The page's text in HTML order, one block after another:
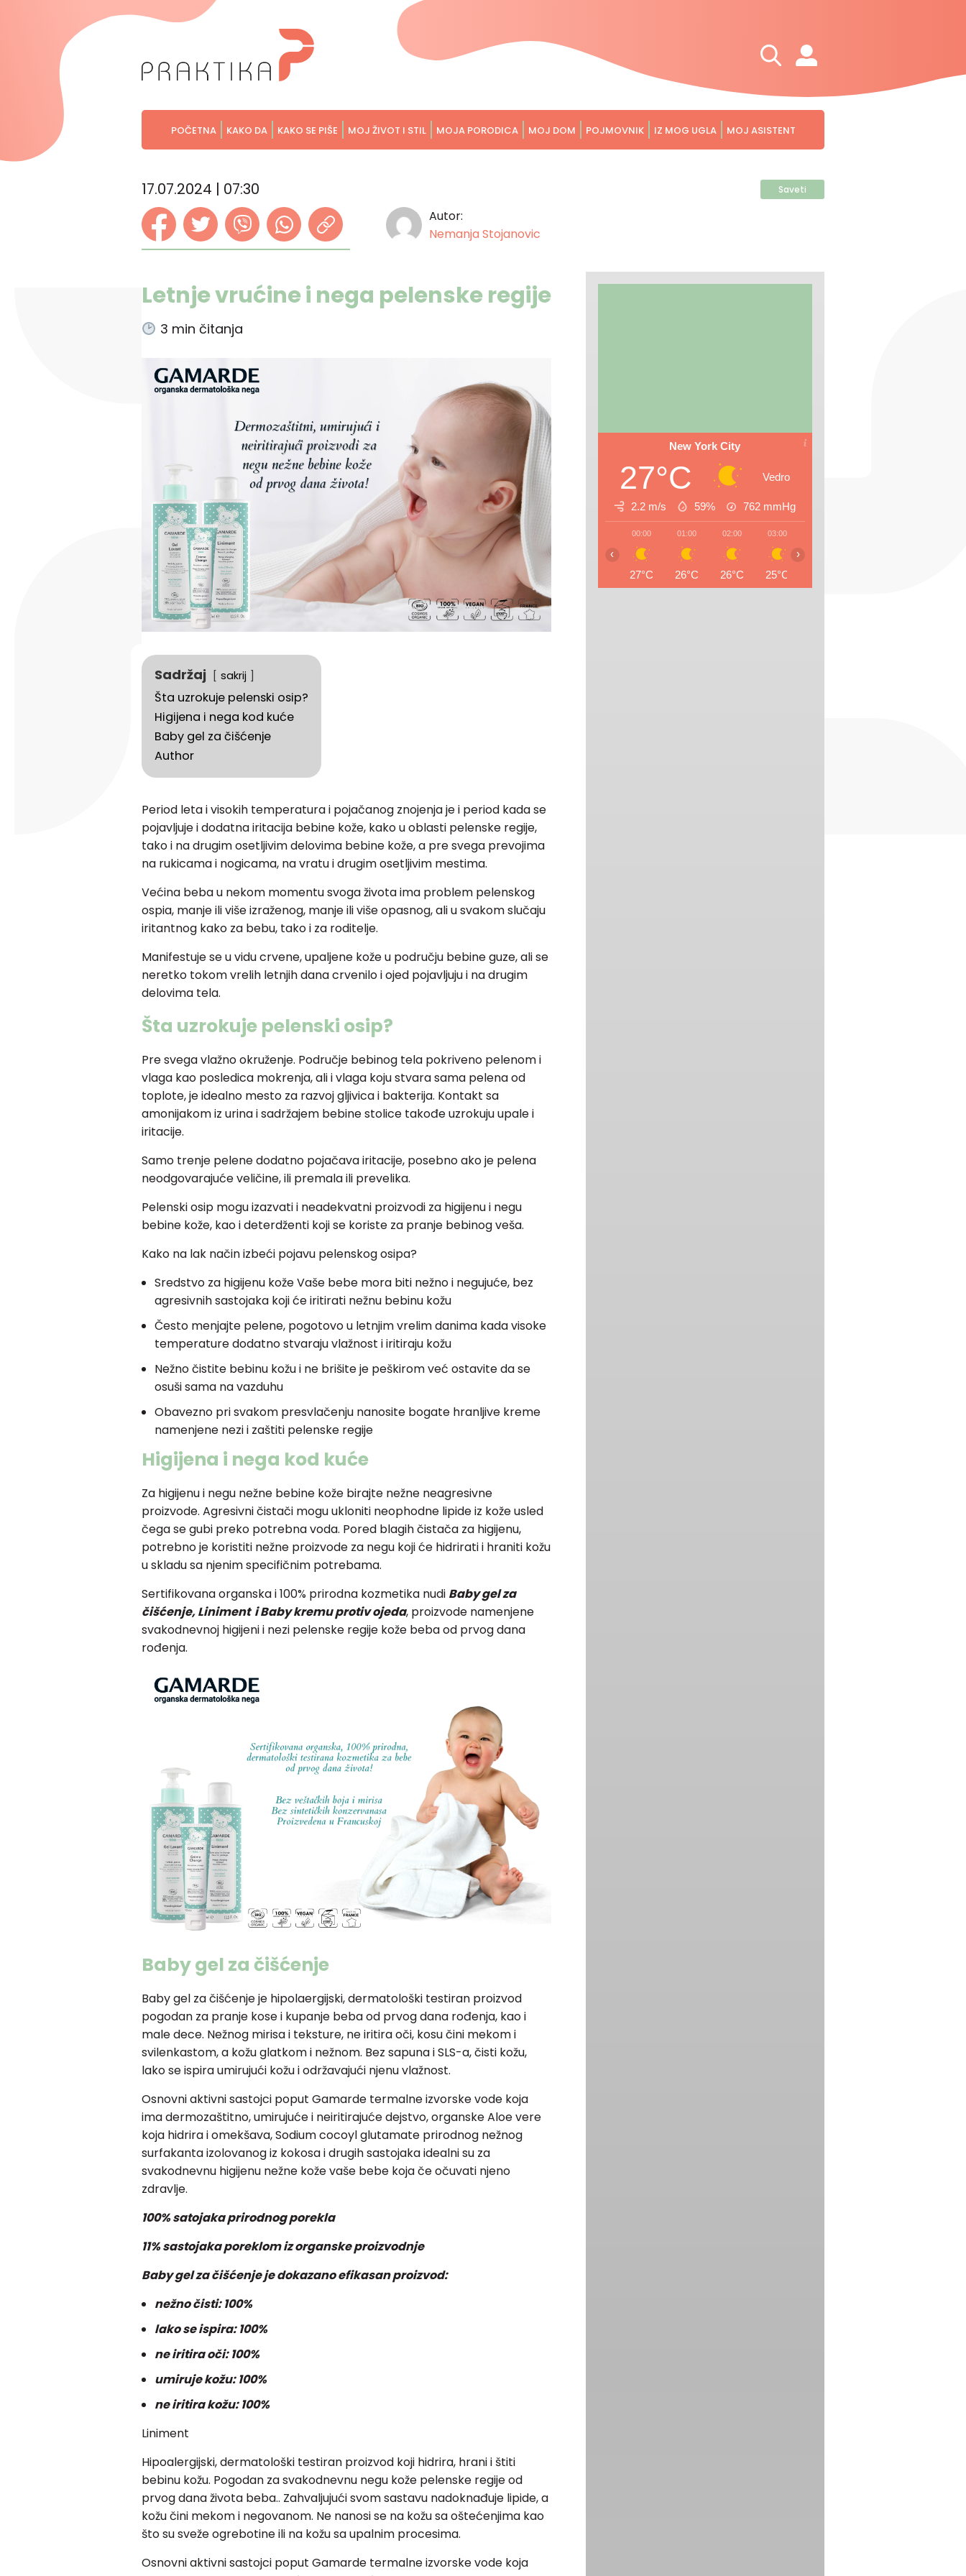
POČETNA KAKO DA KAKO SE PIŠE MOJ ŽIVOT I STIL MOJA PORODICA MOJ DOM POJMOVNIK IZ MOG UGLA MOJ ASISTENT
17.07.2024 | 07:30 Saveti
Autor:
Nemanja Stojanovic
Letnje vrućine i nega pelenske regije
3 min čitanja
Sadržaj sakrij
Šta uzrokuje pelenski osip?
Higijena i nega kod kuće
Baby gel za čišćenje
Author
Period leta i visokih temperatura i pojačanog znojenja je i period kada se
pojavljuje i dodatna iritacija bebine kože, kako u oblasti pelenske regije,
tako i na drugim osetljivim delovima bebine kože, a pre svega prevojima
na rukicama i nogicama, na vratu i drugim osetljivim mestima.
Većina beba u nekom momentu svoga života ima problem pelenskog
ospia, manje ili više izraženog, manje ili više opasnog, ali u svakom slučaju
iritantnog kako za bebu, tako i za roditelje.
Manifestuje se u vidu crvene, upaljene kože u području bebine guze, ali se
neretko tokom vrelih letnjih dana crvenilo i ojed pojavljuju i na drugim
delovima tela.
Šta uzrokuje pelenski osip?
Pre svega vlažno okruženje. Područje bebinog tela pokriveno pelenom i
vlaga kao posledica mokrenja, ali i vlaga koju stvara sama pelena od
toplote, je idealno mesto za razvoj gljivica i bakterija. Kontakt sa
amonijakom iz urina i sadržajem bebine stolice takođe uzrokuju upale i
iritacije.
Samo trenje pelene dodatno pojačava iritacije, posebno ako je pelena
neodgovarajuće veličine, ili premala ili prevelika.
Pelenski osip mogu izazvati i neadekvatni proizvodi za higijenu i negu
bebine kože, kao i deterdženti koji se koriste za pranje bebinog veša.
Kako na lak način izbeći pojavu pelenskog osipa?
Sredstvo za higijenu kože Vaše bebe mora biti nežno i negujuće, bez
agresivnih sastojaka koji će iritirati nežnu bebinu kožu
Često menjajte pelene, pogotovo u letnjim vrelim danima kada visoke
temperature dodatno stvaraju vlažnost i iritiraju kožu
Nežno čistite bebinu kožu i ne brišite je peškirom već ostavite da se
osuši sama na vazduhu
Obavezno pri svakom presvlačenju nanosite bogate hranljive kreme
namenjene nezi i zaštiti pelenske regije
Higijena i nega kod kuće
Za higijenu i negu nežne bebine kože birajte nežne neagresivne
proizvode. Agresivni čistači mogu ukloniti neophodne lipide iz kože usled
čega se gubi preko potrebna voda. Pored blagih čistača za higijenu,
potrebno je koristiti nežne proizvode za negu koji će hidrirati i hraniti kožu
u skladu sa njenim specifičnim potrebama.
Sertifikovana organska i 100% prirodna kozmetika nudi Baby gel za
čišćenje, Liniment i Baby kremu protiv ojeda, proizvode namenjene
svakodnevnoj higijeni i nezi pelenske regije kože beba od prvog dana
rođenja.
Baby gel za čišćenje
Baby gel za čišćenje je hipolaergijski, dermatološki testiran proizvod
pogodan za pranje kose i kupanje beba od prvog dana rođenja, kao i
male dece. Nežnog mirisa i teksture, ne iritira oči, kosu čini mekom i
svilenkastom, a kožu glatkom i nežnom. Bez sapuna i SLS-a, čisti kožu,
lako se ispira umirujući kožu i održavajući njenu vlažnost.
Osnovni aktivni sastojci poput Gamarde termalne izvorske vode koja
ima dermozaštitno, umirujuće i neiritirajuće dejstvo, organske Aloe vere
koja hidrira i omekšava, Sodium cocoyl glutamate prirodnog nežnog
surfakanta izolovanog iz kokosa i drugih sastojaka idealni su za
svakodnevnu higijenu nežne kože vaše bebe koja če očuvati njeno
zdravlje.
100% satojaka prirodnog porekla
11% sastojaka poreklom iz organske proizvodnje
Baby gel za čišćenje je dokazano efikasan proizvod:
nežno čisti: 100%
lako se ispira: 100%
ne iritira oči: 100%
umiruje kožu: 100%
ne iritira kožu: 100%
Liniment
Hipoalergijski, dermatološki testiran proizvod koji hidrira, hrani i štiti
bebinu kožu. Pogodan za svakodnevnu negu kože pelenske regije od
prvog dana života beba.. Zahvaljujući svom sastavu nadoknađuje lipide, a
kožu čini mekom i negovanom. Ne nanosi se na kožu sa oštećenjima kao
što su sveže ogrebotine ili na kožu sa upalnim procesima.
Osnovni aktivni sastojci poput Gamarde termalne izvorske vode koja
New York City
27°C Vedro
2.2 m/s 59% 762 mmHg
00:00
27°C
01:00
26°C
02:00
26°C
03:00
25°C
‹ ›